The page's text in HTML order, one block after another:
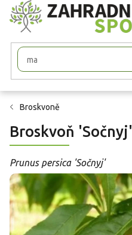
Přejít
na
obsah
Broskvoně
Broskvoň 'Sočnyj'
Prunus persica 'Sočnyj'